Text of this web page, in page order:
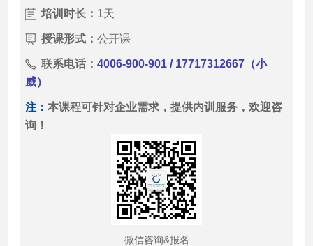
培训时长： 1天
授课形式：公开课
联系电话：4006-900-901 / 17717312667（小
威）
注：本课程可针对企业需求，提供内训服务，欢迎咨
询！
微信咨询&报名